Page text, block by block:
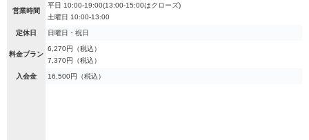
営業時間
平日 10:00-19:00(13:00-15:00はクローズ)
土曜日 10:00-13:00
定休日 日曜日・祝日
料金プラン
6,270円（税込）
7,370円（税込）
入会金 16,500円（税込）